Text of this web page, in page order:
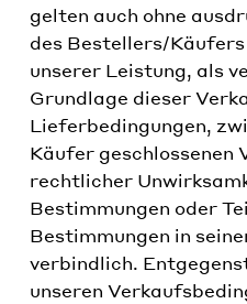
gelten auch ohne
des Bestellers/
unserer Leistung, als
Grundlage dieser
Lieferbedingungen,
Käufer geschlossenen
rechtlicher
Bestimmungen oder
Bestimmungen in
verbindlich.
unseren